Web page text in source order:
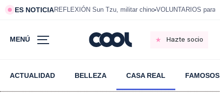
ES NOTICIAREFLEXIÓN Sun Tzu, militar chino VOLUNTARIOS para
MENÚ Hazte socio
ACTUALIDAD BELLEZA CASA REAL FAMOSOS